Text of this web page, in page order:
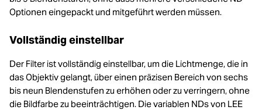
Optionen eingepackt und mitgeführt werden müssen.
Vollständig einstellbar
Der Filter ist vollständig einstellbar, um die Lichtmenge, die in
das Objektiv gelangt, über einen präzisen Bereich von sechs
bis neun Blendenstufen zu erhöhen oder zu verringern, ohne
die Bildfarbe zu beeinträchtigen. Die variablen NDs von LEE